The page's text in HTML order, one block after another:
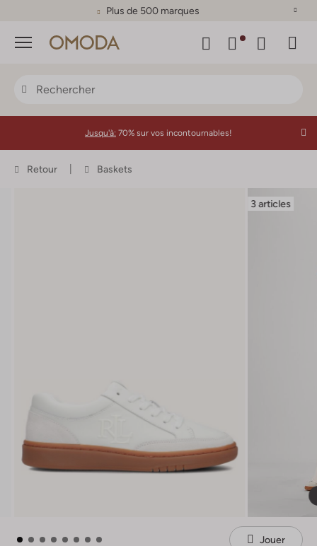
Plus de 500 marques
Menu
Jusqu'à: 70% sur vos incontournables!
Retour Baskets
3 articles
Jouer